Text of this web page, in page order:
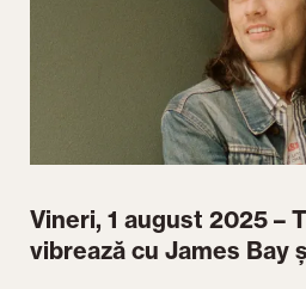
Vineri, 1 august 2025 –
vibrează cu James Bay